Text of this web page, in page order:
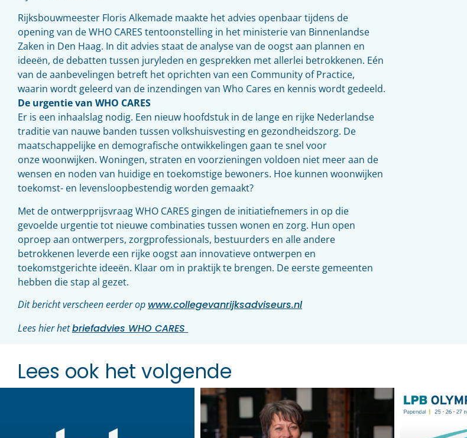
Rijksbouwmeester Floris Alkemade maakte het advies openbaar tijdens de
opening van de WHO CARES tentoonstelling in het ministerie van Binnenlandse
Zaken in Den Haag. In dit advies staat de analyse van de oogst aan plannen en
ideeën, de debatten tussen juryleden en gesprekken met allerlei betrokkenen. Eén
van de aanbevelingen betreft het oprichten van een Community of Practice,
waarin wordt geleerd van de inzendingen van Who Cares en kennis wordt gedeeld.
De urgentie van WHO CARES
Er is een inhaalslag nodig. Een nieuw hoofdstuk in de lange en rijke Nederlandse
traditie van nauwe banden tussen volkshuisvesting en gezondheidszorg. De
maatschappelijke en demografische ontwikkelingen gaan te snel voor
onze woonwijken. Woningen, straten en voorzieningen voldoen niet meer aan de
wensen en noden van huidige en toekomstige bewoners. Hoe kunnen woonwijken
toekomst- en levensloopbestendig worden gemaakt?
Met de ontwerpprijsvraag WHO CARES gingen de initiatiefnemers in op die
gevoelde urgentie tot nieuwe combinaties tussen wonen en zorg. Hun open
oproep aan ontwerpers, zorgprofessionals, bestuurders en alle andere
betrokkenen leverde een rijke oogst aan innovatieve ontwerpen en
toekomstgerichte ideeën. Klaar om in praktijk te brengen. De eerste gemeenten
hebben die stap al gezet.
Dit bericht verscheen eerder op www.collegevanrijksadviseurs.nl
Lees hier hetbriefadvies WHO CARES
Lees ook het volgende